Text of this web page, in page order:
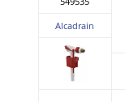
Alcadrain